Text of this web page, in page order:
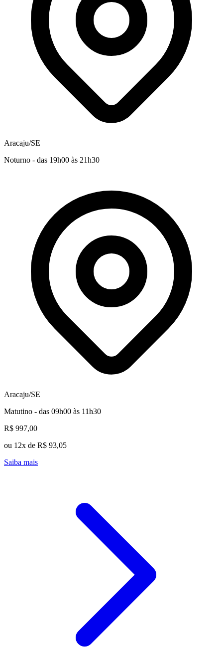
Aracaju/SE
Noturno - das 19h00 às 21h30
Aracaju/SE
Matutino - das 09h00 às 11h30
R$ 997,00
ou 12x de R$ 93,05
Saiba mais